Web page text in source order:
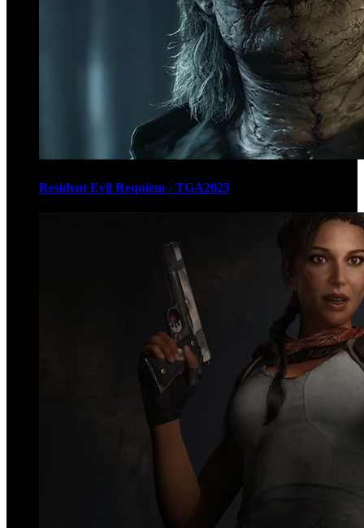
Resident Evil Requiem - TGA2025